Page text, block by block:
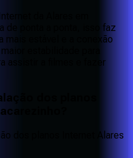
da Alares em
de ponta a ponta, isso faz
mais estável e a conexão
estabilidade para
assistir a filmes e fazer
dos planos
dos planos Internet Alares